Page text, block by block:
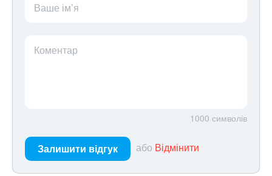
Ваше ім’я
Коментар
1000 символів
Залишити відгук або Відмінити